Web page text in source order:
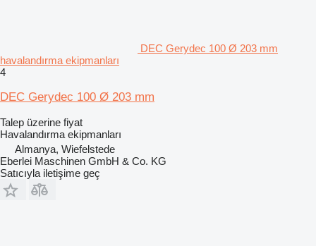
DEC Gerydec 100 Ø 203 mm
havalandırma ekipmanları
4
DEC Gerydec 100 Ø 203 mm
Talep üzerine fiyat
Havalandırma ekipmanları
Almanya, Wiefelstede
Eberlei Maschinen GmbH & Co. KG
Satıcıyla iletişime geç